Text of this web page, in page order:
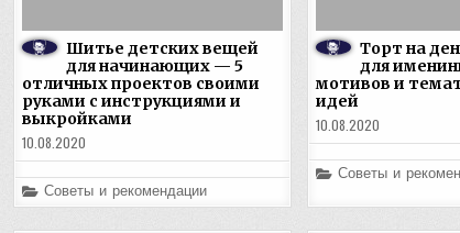
Шитье детских вещей
для начинающих — 5
отличных проектов своими
руками с инструкциями и
выкройками
10.08.2020
Posted
in
Советы и рекомендации
Торт на
для
мотивов и
идей
10.08.2020
Posted
Советы и